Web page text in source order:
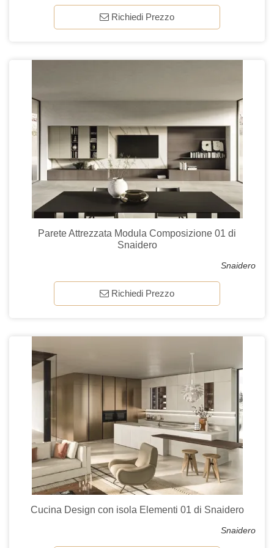
Richiedi Prezzo
Parete Attrezzata Modula Composizione 01 di
Snaidero
Snaidero
Richiedi Prezzo
Cucina Design con isola Elementi 01 di Snaidero
Snaidero